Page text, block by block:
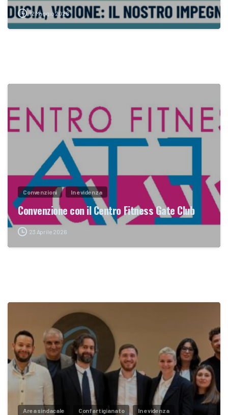
12 Maggio 2026
Convenzioni In evidenza
Convenzione con il Centro Fitness Gate Club
23 Aprile 2026
Area sindacale Confartigianato
In evidenza